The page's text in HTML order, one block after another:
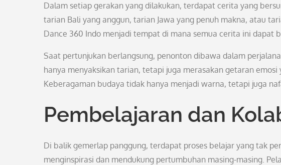
Dalam setiap gerakan yang dilakukan, terdapat cerita yang
tarian Bali yang anggun, tarian Jawa yang penuh makna, atau
Dance 360 Indo menjadi tempat di mana semua cerita ini dapat
Saat pertunjukan berlangsung, penonton dibawa dalam
hanya menyaksikan tarian, tetapi juga merasakan getaran
Keberagaman budaya tidak hanya menjadi warna, tetapi juga
Pembelajaran dan
Di balik gemerlap panggung, terdapat proses belajar yang tak
menginspirasi dan mendukung pertumbuhan masing-masing.